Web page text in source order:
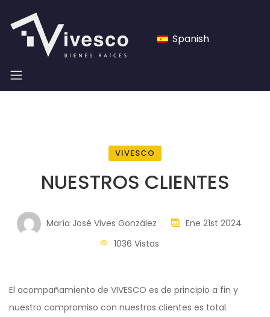
Spanish
VIVESCO
NUESTROS CLIENTES
María José Vives González
Ene 21st 2024
1036 Vistas
El acompañamiento de VIVESCO es de principio a fin y
nuestro compromiso con nuestros clientes es total.